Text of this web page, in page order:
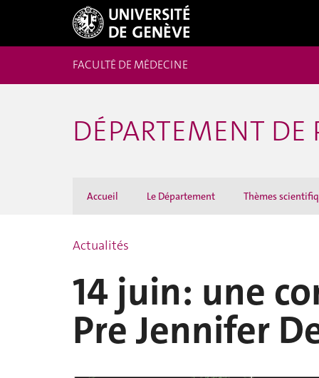
FACULTÉ DE MÉDECINE
DÉPARTEMENT DE
Accueil Le Département Thèmes
Actualités
14 juin: une
Pre Jennifer